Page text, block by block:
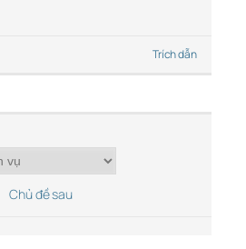
Trích dẫn
Chủ đề sau